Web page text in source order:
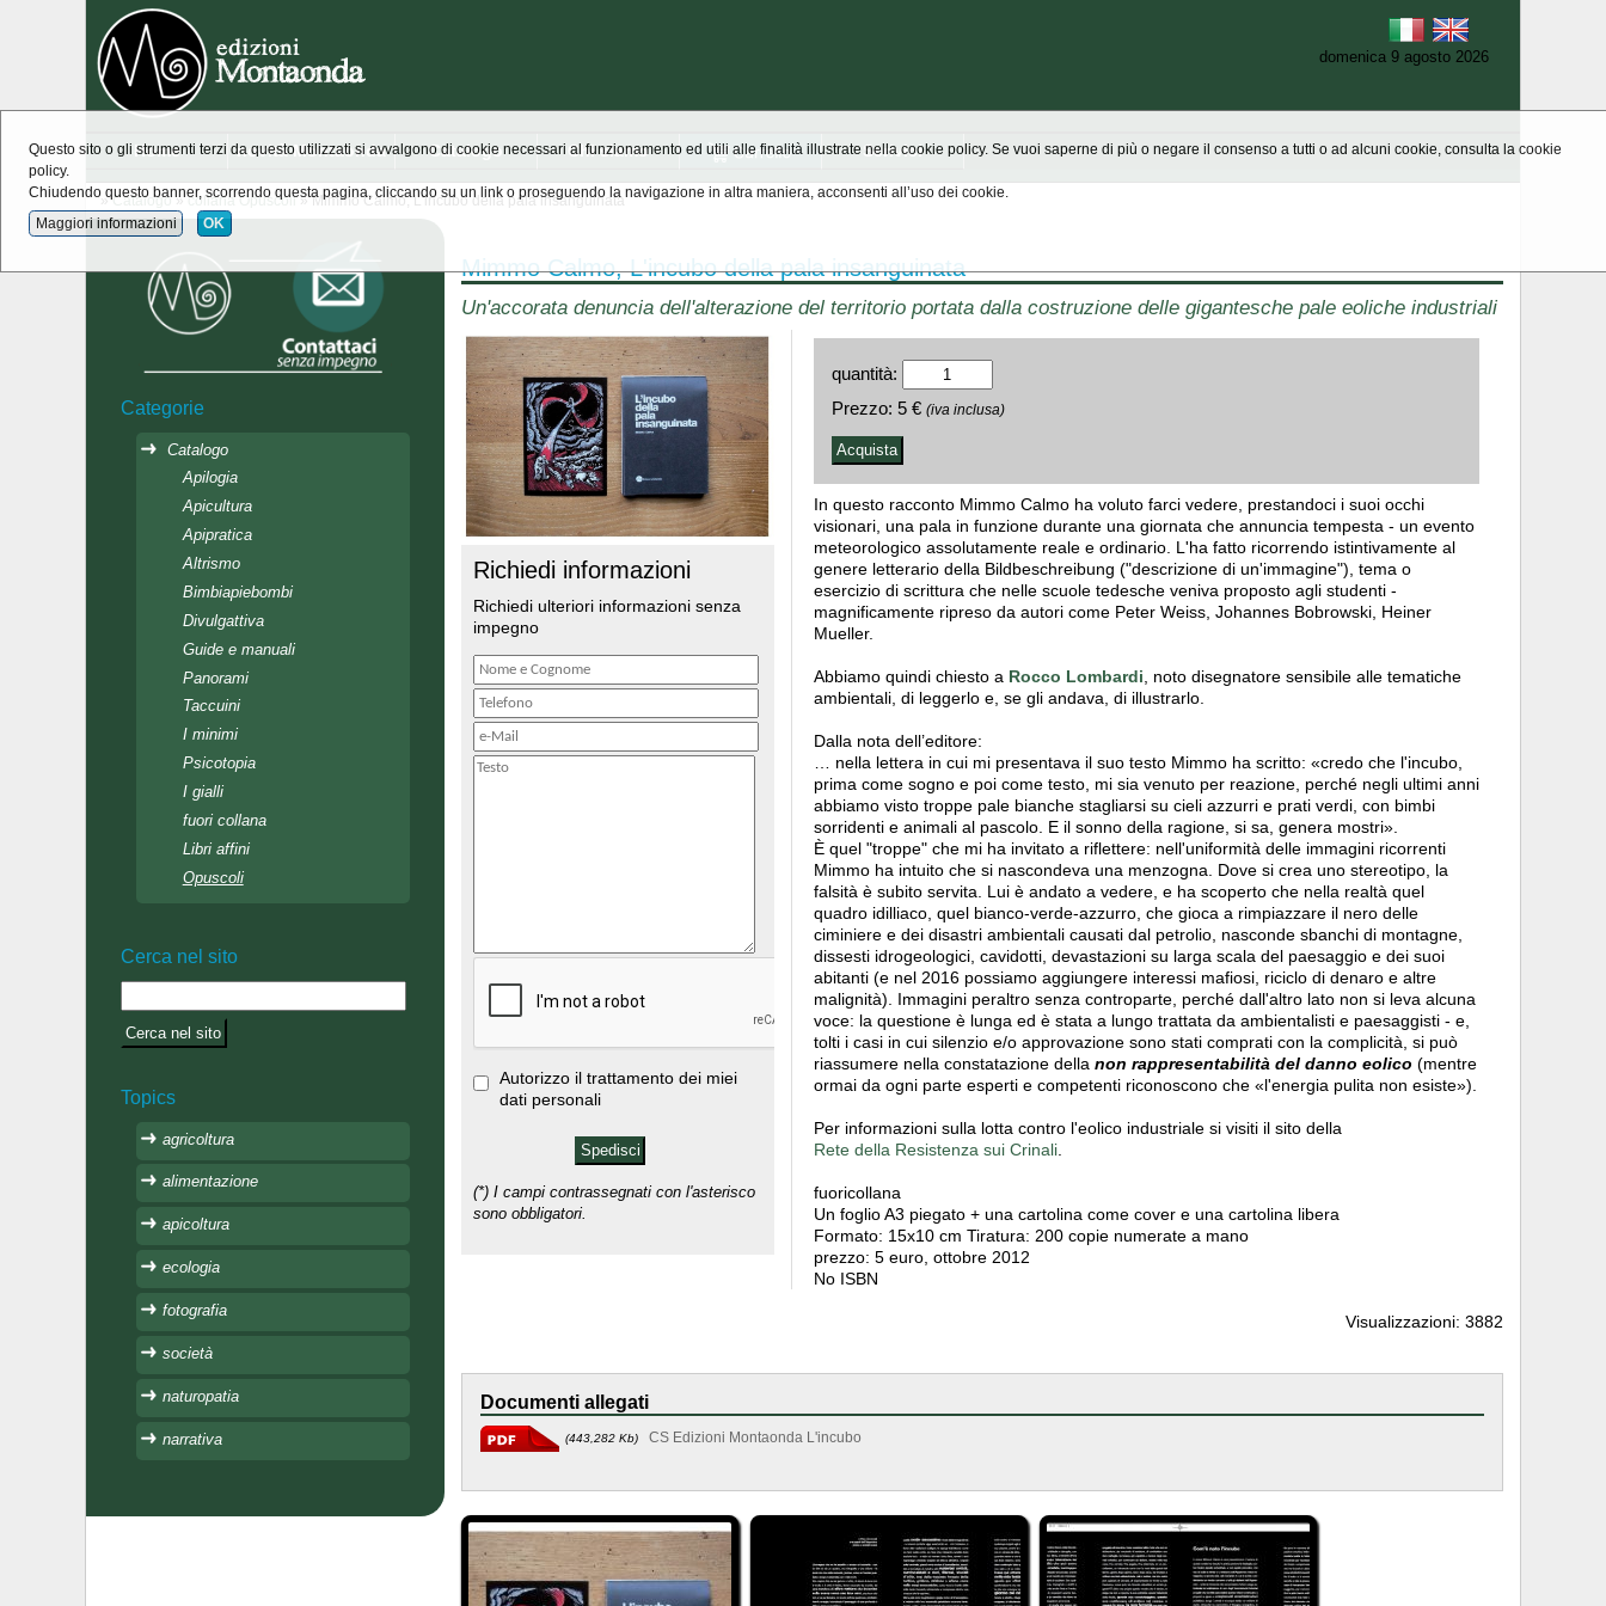
domenica 9 agosto 2026
Home novità Montaonda Catalogo Chi siamo Scrivici
»Catalogo »collana Opuscoli » Mimmo Calmo, L'incubo della pala insanguinata
Mimmo Calmo, L'incubo della pala insanguinata
Un'accorata denuncia dell'alterazione del territorio portata dalla costruzione delle gigantesche pale eoliche industriali
Richiedi informazioni
Richiedi ulteriori informazioni senza
impegno
Autorizzo il trattamento dei miei
dati personali
(*) I campi contrassegnati con l'asterisco
sono obbligatori.
quantità:
Prezzo: 5 € (iva inclusa)
In questo racconto Mimmo Calmo ha voluto farci vedere, prestandoci i suoi occhi
visionari, una pala in funzione durante una giornata che annuncia tempesta - un evento
meteorologico assolutamente reale e ordinario. L'ha fatto ricorrendo istintivamente al
genere letterario della Bildbeschreibung ("descrizione di un'immagine"), tema o
esercizio di scrittura che nelle scuole tedesche veniva proposto agli studenti -
magnificamente ripreso da autori come Peter Weiss, Johannes Bobrowski, Heiner
Mueller.
Abbiamo quindi chiesto a Rocco Lombardi , noto disegnatore sensibile alle tematiche
ambientali, di leggerlo e, se gli andava, di illustrarlo.
Dalla nota dell’editore:
… nella lettera in cui mi presentava il suo testo Mimmo ha scritto: «credo che l'incubo,
prima come sogno e poi come testo, mi sia venuto per reazione, perché negli ultimi anni
abbiamo visto troppe pale bianche stagliarsi su cieli azzurri e prati verdi, con bimbi
sorridenti e animali al pascolo. E il sonno della ragione, si sa, genera mostri».
È quel "troppe" che mi ha invitato a riflettere: nell'uniformità delle immagini ricorrenti
Mimmo ha intuito che si nascondeva una menzogna. Dove si crea uno stereotipo, la
falsità è subito servita. Lui è andato a vedere, e ha scoperto che nella realtà quel
quadro idilliaco, quel bianco-verde-azzurro, che gioca a rimpiazzare il nero delle
ciminiere e dei disastri ambientali causati dal petrolio, nasconde sbanchi di montagne,
dissesti idrogeologici, cavidotti, devastazioni su larga scala del paesaggio e dei suoi
abitanti (e nel 2016 possiamo aggiungere interessi mafiosi, riciclo di denaro e altre
malignità). Immagini peraltro senza controparte, perché dall'altro lato non si leva alcuna
voce: la questione è lunga ed è stata a lungo trattata da ambientalisti e paesaggisti - e,
tolti i casi in cui silenzio e/o approvazione sono stati comprati con la complicità, si può
riassumere nella constatazione della non rappresentabilità del danno eolico (mentre
ormai da ogni parte esperti e competenti riconoscono che «l'energia pulita non esiste»).
Per informazioni sulla lotta contro l'eolico industriale si visiti il sito della
Rete della Resistenza sui Crinali.
fuoricollana
Un foglio A3 piegato + una cartolina come cover e una cartolina libera
Formato: 15x10 cm Tiratura: 200 copie numerate a mano
prezzo: 5 euro, ottobre 2012
No ISBN
Visualizzazioni: 3882
Documenti allegati
(443,282 Kb) CS Edizioni Montaonda L'incubo
Categorie
Catalogo
Apilogia
Apicultura
Apipratica
Altrismo
Bimbiapiebombi
Divulgattiva
Guide e manuali
Panorami
Taccuini
I minimi
Psicotopia
I gialli
fuori collana
Libri affini
Opuscoli
Cerca nel sito
Topics
agricoltura
alimentazione
apicoltura
ecologia
fotografia
società
naturopatia
narrativa
Questo sito o gli strumenti terzi da questo utilizzati si avvalgono di cookie necessari al funzionamento ed utili alle finalità illustrate nella cookie policy. Se vuoi saperne di più o negare il consenso a tutti o ad alcuni cookie, consulta la cookie
policy.
Chiudendo questo banner, scorrendo questa pagina, cliccando su un link o proseguendo la navigazione in altra maniera, acconsenti all’uso dei cookie.
Maggiori informazioni OK